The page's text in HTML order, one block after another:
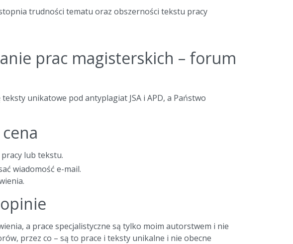
trudności tematu oraz obszerności tekstu pracy
prac magisterskich – forum
unikatowe pod antyplagiat JSA i APD, a Państwo
lub tekstu.
wiadomość e-mail.
a prace specjalistyczne są tylko moim autorstwem i nie
przez co – są to prace i teksty unikalne i nie obecne